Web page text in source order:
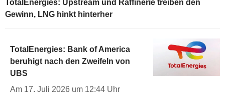
TotalEnergies: Upstream und Raffinerie treiben den
Gewinn, LNG hinkt hinterher
TotalEnergies: Bank of America
beruhigt nach den Zweifeln von
UBS
Am 17. Juli 2026 um 12:44 Uhr